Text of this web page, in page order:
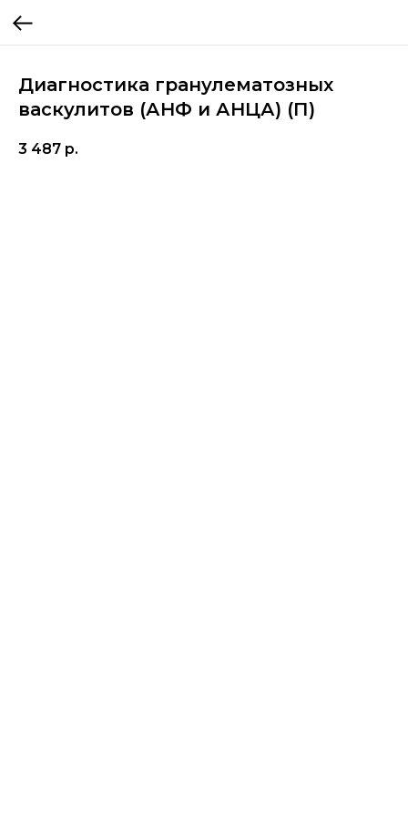
Диагностика гранулематозных
васкулитов (АНФ и АНЦА) (П)
3 487 р.